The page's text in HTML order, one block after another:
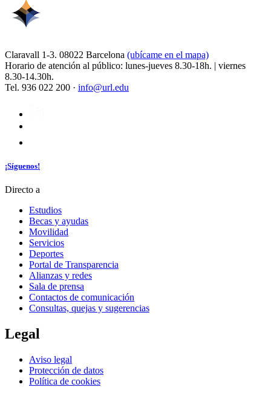
Claravall 1-3. 08022 Barcelona (ubícame en el mapa)
Horario de atención al público: lunes-jueves 8.30-18h. | viernes
8.30-14.30h.
Tel. 936 022 200 · info@url.edu
¡Síguenos!
Directo a
Estudios
Becas y ayudas
Movilidad
Servicios
Deportes
Portal de Transparencia
Alianzas y redes
Sala de prensa
Contactos de comunicación
Consultas, quejas y sugerencias
Legal
Aviso legal
Protección de datos
Política de cookies